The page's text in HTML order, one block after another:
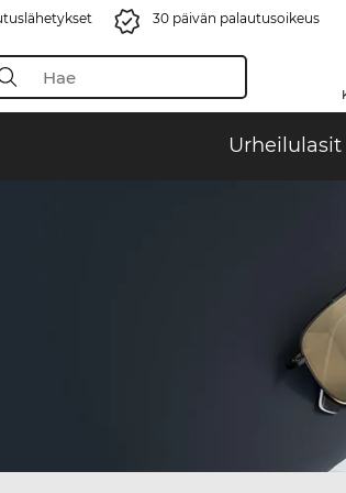
30 päivän palautusoikeus
Urheilulasit